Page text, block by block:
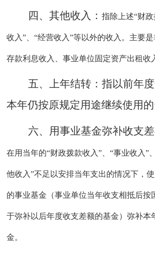
四、其他收入：指除上述“财
收入”、“经营收入”等以外的收入。主要是
存款利息收入、事业单位固定资产出租收
五、上年结转：指以前年
本年仍按原规定用途继续使用的
六、用事业基金弥补收支
在用当年的“财政拨款收入”、“事业收入”
他收入”不足以安排当年支出的情况下，
的事业基金（事业单位当年收支相抵后按
于弥补以后年度收支差额的基金）弥补本
金。